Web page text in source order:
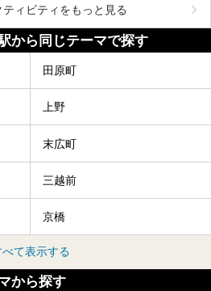
ィビティをもっと見る
から同じテーマで探す
田原町
上野
末広町
三越前
京橋
べて表示する
から探す